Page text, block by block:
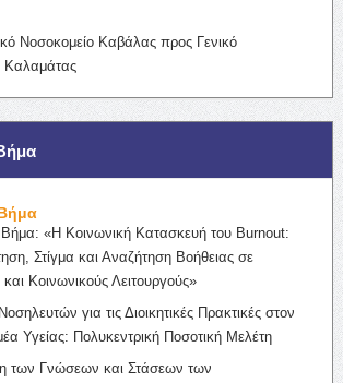
Νοσοκομείο Καβάλας προς Γενικό
Καλαμάτας
Βήμα: «Η Κοινωνική Κατασκευή του Burnout:
Στίγμα και Αναζήτηση Βοήθειας σε
Κοινωνικούς Λειτουργούς»
για τις Διοικητικές Πρακτικές στον
Υγείας: Πολυκεντρική Ποσοτική Μελέτη
των Γνώσεων και Στάσεων των